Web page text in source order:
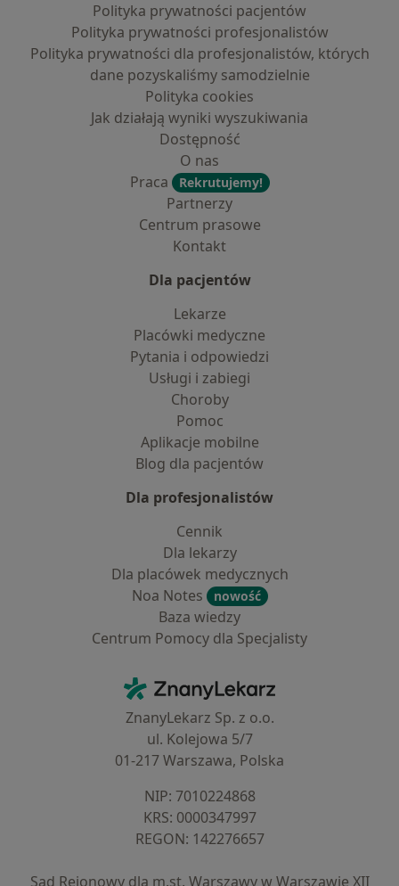
Polityka prywatności pacjentów
Polityka prywatności profesjonalistów
Polityka prywatności dla profesjonalistów, których
dane pozyskaliśmy samodzielnie
Polityka cookies
Jak działają wyniki wyszukiwania
Dostępność
O nas
Praca
Rekrutujemy!
Partnerzy
Centrum prasowe
Kontakt
Dla pacjentów
Lekarze
Placówki medyczne
Pytania i odpowiedzi
Usługi i zabiegi
Choroby
Pomoc
Aplikacje mobilne
Blog dla pacjentów
Dla profesjonalistów
Cennik
Dla lekarzy
Dla placówek medycznych
Noa Notes
nowość
Baza wiedzy
Centrum Pomocy dla Specjalisty
ZnanyLekarz - Strona główna
ZnanyLekarz Sp. z o.o.
ul. Kolejowa 5/7
01-217 Warszawa, Polska
NIP: ⁠7010224868
KRS: ⁠0000347997
REGON: ⁠142276657
Sąd Rejonowy dla m.st. Warszawy w Warszawie XII